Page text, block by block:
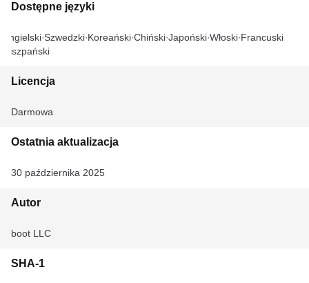
Dostępne języki
Angielski Szwedzki Koreański Chiński Japoński Włoski Francuski
Hiszpański
Licencja
Darmowa
Ostatnia aktualizacja
30 października 2025
Autor
boot LLC
SHA-1